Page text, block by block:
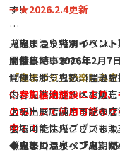
す‼
★特集記事★
「鬼まつり」の楽しみ
→★2026.2.4更新
鬼怒川温泉鬼まつりは
用意しています。
ぜひ、邪気を払い開運
に、鬼怒川温泉へお越
◆鬼まつりイベント期
《鬼まつり特別イベン
開催日時：2026年2月
開催場所：鬼怒川温泉
内容：地元グルメを販
ステージではさまざま
会場内では鬼グッズも販
◇参加宿泊施設により、
のみ）にて使用可能な
中！！
上記出展店舗と下記の
なる可能性がございます
駅ナカショップ
《鬼怒川温泉 『鬼』だ